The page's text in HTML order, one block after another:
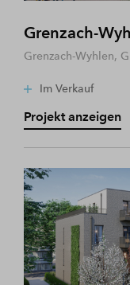
Grenzach-
Grenzach-Wyhlen,
Im Verkauf
Projekt anzeigen